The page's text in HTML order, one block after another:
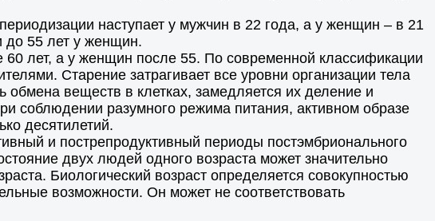
наступает у мужчин в 22 года, а у женщин – в 21
до 55 лет у женщин.
60 лет, а у женщин после 55. По современной классификации
Старение затрагивает все уровни организации тела
обмена веществ в клетках, замедляется их деление и
соблюдении разумного режима питания, активном образе
десятилетий.
и пострепродуктивный периоды постэмбрионального
двух людей одного возраста может значительно
Биологический возраст определяется совокупностью
возможности. Он может не соответствовать